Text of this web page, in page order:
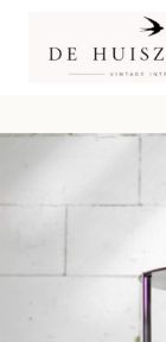
inhoud